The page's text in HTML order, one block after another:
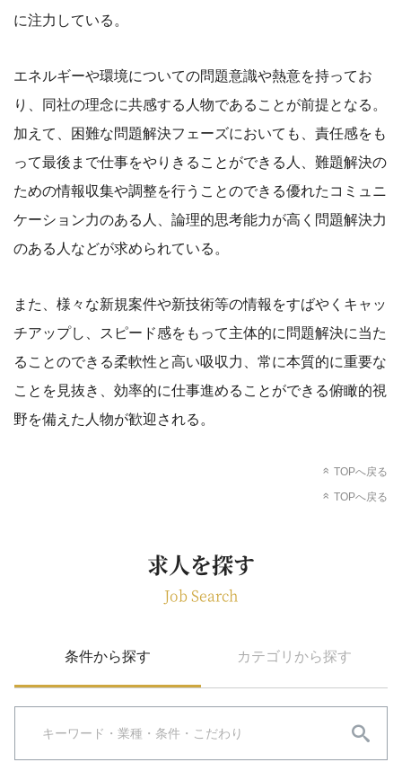
に注力している。
エネルギーや環境についての問題意識や熱意を持ってお
り、同社の理念に共感する人物であることが前提となる。
加えて、困難な問題解決フェーズにおいても、責任感をも
って最後まで仕事をやりきることができる人、難題解決の
ための情報収集や調整を行うことのできる優れたコミュニ
ケーション力のある人、論理的思考能力が高く問題解決力
のある人などが求められている。
また、様々な新規案件や新技術等の情報をすばやくキャッ
チアップし、スピード感をもって主体的に問題解決に当た
ることのできる柔軟性と高い吸収力、常に本質的に重要な
ことを見抜き、効率的に仕事進めることができる俯瞰的視
野を備えた人物が歓迎される。
TOPへ戻る
TOPへ戻る
求人を探す
Job Search
条件から探す カテゴリから探す